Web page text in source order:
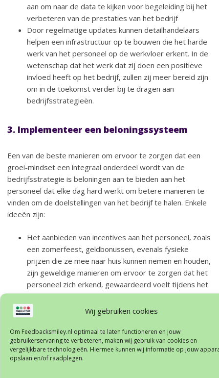
Wij gebruiken cookies
Om Feedbacksmiley.nl optimaal te laten functioneren en jouw
gebruikerservaring te verbeteren, maken wij gebruik van cookies en
vergelijkbare technologieën. Hiermee kunnen wij informatie op jouw
opslaan en/of raadplegen.
aan om naar de data te kijken voor begeleiding bij het
verbeteren van de prestaties van het bedrijf
Door regelmatige updates kunnen detailhandelaars
helpen een infrastructuur op te bouwen die het harde
werk van het personeel op de werkvloer erkent. In de
wetenschap dat het werk dat zij doen een positieve
invloed heeft op het bedrijf, zullen zij meer bereid zijn
om in de toekomst verder bij te dragen aan
bedrijfsstrategieën.
3. Implementeer een beloningssysteem
Een van de beste manieren om ervoor te zorgen dat een
groei-mindset een integraal onderdeel wordt van de
bedrijfsstrategie is beloningen aan te bieden aan het
personeel dat elke dag hard werkt om betere manieren te
vinden om de doelstellingen van het bedrijf te halen. Enkele
ideeën zijn:
Het aanbieden van incentives aan het personeel, zoals
een zomerfeest, geldbonussen, evenals fysieke
prijzen die ze mee naar huis kunnen nemen en houden,
zijn geweldige manieren om ervoor te zorgen dat het
personeel zich erkend, gewaardeerd voelt tijdens het
succes en de groei van het bedrijf
Een beloningssysteem als dit creëert op zijn beurt
een positieve feedback-lus die er ook voor zorgt dat
medewerkers optimaal blijven werken om van de klant
een topprioriteit te maken, elke keer dat ze de winkel
bezoekt.